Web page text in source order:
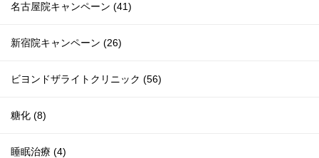
名古屋院キャンペーン (41)
新宿院キャンペーン (26)
ビヨンドザライトクリニック (56)
糖化 (8)
睡眠治療 (4)